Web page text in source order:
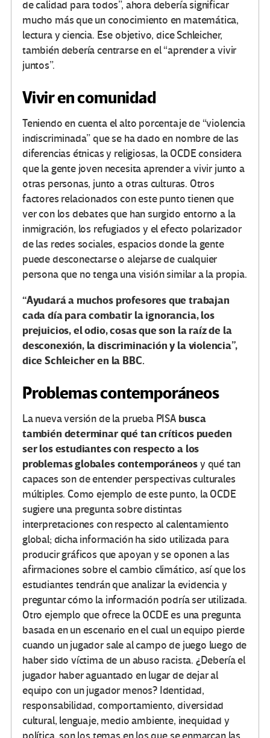
de calidad para todos”, ahora debería significar
mucho más que un conocimiento en matemática,
lectura y ciencia. Ese objetivo, dice Schleicher,
también debería centrarse en el “aprender a vivir
juntos”.
Vivir en comunidad
Teniendo en cuenta el alto porcentaje de “violencia
indiscriminada” que se ha dado en nombre de las
diferencias étnicas y religiosas, la OCDE considera
que la gente joven necesita aprender a vivir junto a
otras personas, junto a otras culturas. Otros
factores relacionados con este punto tienen que
ver con los debates que han surgido entorno a la
inmigración, los refugiados y el efecto polarizador
de las redes sociales, espacios donde la gente
puede desconectarse o alejarse de cualquier
persona que no tenga una visión similar a la propia.
“Ayudará a muchos profesores que trabajan
cada día para combatir la ignorancia, los
prejuicios, el odio, cosas que son la raíz de la
desconexión, la discriminación y la violencia”,
dice Schleicher en la BBC.
Problemas contemporáneos
La nueva versión de la prueba PISA busca
también determinar qué tan críticos pueden
ser los estudiantes con respecto a los
problemas globales contemporáneosy qué tan
capaces son de entender perspectivas culturales
múltiples. Como ejemplo de este punto, la OCDE
sugiere una pregunta sobre distintas
interpretaciones con respecto al calentamiento
global; dicha información ha sido utilizada para
producir gráficos que apoyan y se oponen a las
afirmaciones sobre el cambio climático, así que los
estudiantes tendrán que analizar la evidencia y
preguntar cómo la información podría ser utilizada.
Otro ejemplo que ofrece la OCDE es una pregunta
basada en un escenario en el cual un equipo pierde
cuando un jugador sale al campo de juego luego de
haber sido víctima de un abuso racista. ¿Debería el
jugador haber aguantado en lugar de dejar al
equipo con un jugador menos? Identidad,
responsabilidad, comportamiento, diversidad
cultural, lenguaje, medio ambiente, inequidad y